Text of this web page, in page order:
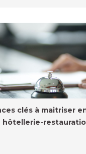
clés à maitriser
hôtellerie-